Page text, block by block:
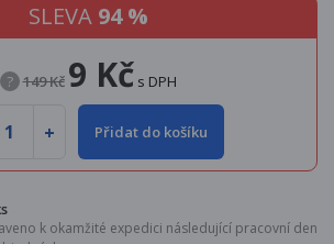
SLEVA 94 %
? 149 Kč 9 Kč s DPH
Přidat do košíku
k okamžité expedici následující pracovní den